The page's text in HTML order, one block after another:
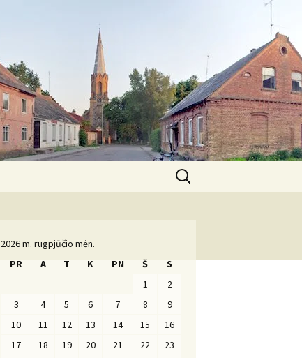
Ieškoti:
2026 m. rugpjūčio mėn.
PR
A T K PN Š
S
1
2
3
4 5 6 7 8
9
10
11 12 13 14 15
16
17
18 19 20 21 22
23